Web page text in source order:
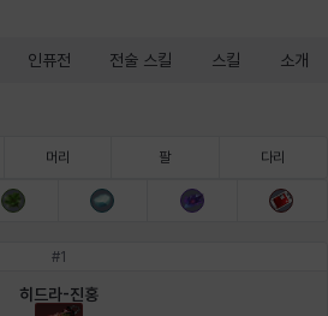
아이작 알렉스 알론소 얀
에키온 엘레나
인퓨전 전술 스킬 스킬 소개
머리 팔 다리
#1
히드라-진홍